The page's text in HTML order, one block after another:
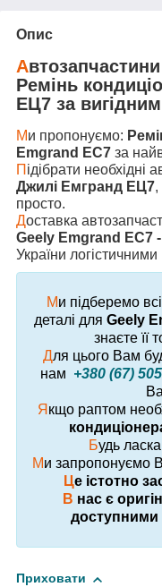
Опис
А
Ремінь
ЕЦ7 за
Ми пропонуємо:
Emgrand EC7 за
П ідібрати необхідні
Джилі Емгранд ЕЦ7,
просто.
Доставка
Geely Emgrand EC7
України
Ми підберемо
деталі для Geely
знаєте її
Для цього Вам
нам +380 (67)
Я кщо раптом
Будь
Ми запропонуємо
Це істотно
В нас є
доступними
Приховати